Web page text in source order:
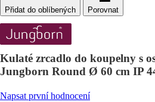
Porovnat
Kulaté zrcadlo do koupelny s
Jungborn Round Ø 60 cm IP
Napsat první hodnocení